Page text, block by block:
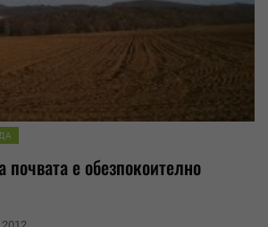
почвата е обезпокоително